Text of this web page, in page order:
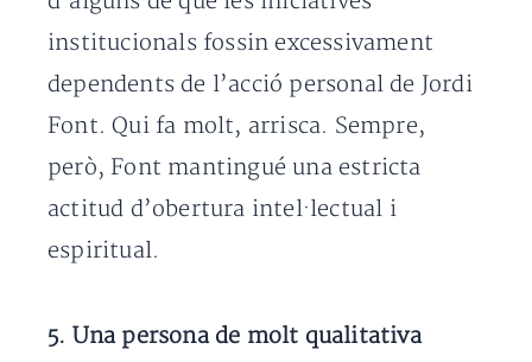
institucionals fossin excessivament
dependents de l’acció personal de Jordi
Font. Qui fa molt, arrisca. Sempre,
però, Font mantingué una estricta
actitud d’obertura intel·lectual i
espiritual.
5. Una persona de molt qualitativa